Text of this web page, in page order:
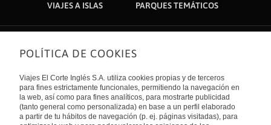
VIAJES A ISLAS
PARQUES TEMÁTICOS
Sobre nosotros
Quiénes somos
Financiación
Sostenibilidad
Turismo accesible
Tarjeta El Corte Inglés
Trabaja con nosotros
Enlaces de interés
Guías de viaje
Catálogos
Internacional
POLÍTICA DE COOKIES
Viajes El Corte Inglés S.A. utiliza cookies propias y de terceros
para fines estrictamente funcionales, permitiendo la navegación en
la web, así como para fines analíticos, para mostrarte publicidad
(tanto general como personalizada) en base a un perfil elaborado
a partir de tu hábitos de navegación (p. ej. páginas visitadas), para